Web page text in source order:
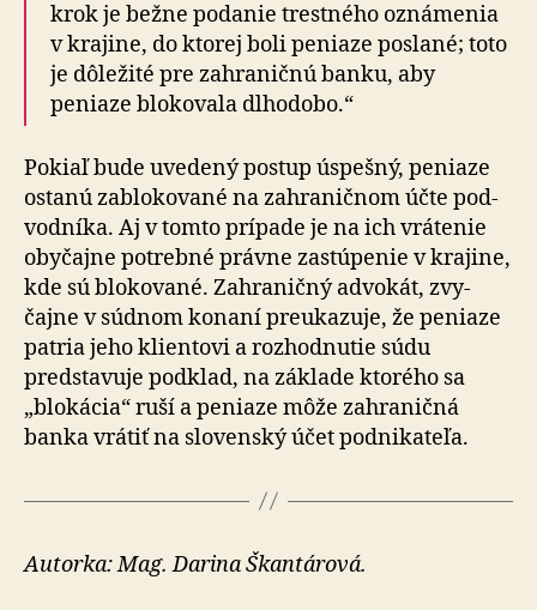
krok je bežne podanie trestného ozná­me­nia
v kra­jine, do ktorej boli peniaze poslané; toto
je dô­le­žité pre zahra­ničnú banku, aby
peniaze blo­ko­vala dlho­dobo.“
Pokiaľ bude uvedený postup úspešný, peniaze
ostanú za­blo­ko­vané na zahra­nič­nom účte pod­
vod­níka. Aj v tomto prí­pade je na ich vrá­tenie
oby­čajne potrebné právne zastú­penie v kra­jine,
kde sú blo­ko­vané. Zahra­nič­ný advo­kát, zvy­
čajne v súdnom konaní pre­u­ka­zuje, že peniaze
patria jeho klientovi a roz­hod­nutie súdu
predstavuje pod­klad, na základe kto­rého sa
„blo­ká­cia“ ruší a pe­niaze môže zahra­ničná
banka vrátiť na slo­ven­ský účet pod­ni­ka­teľa.
Autorka: Mag. Darina Škantárová.